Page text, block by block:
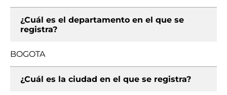
¿Cuál es el departamento en el que se
registra?
BOGOTA
¿Cuál es la ciudad en el que se registra?